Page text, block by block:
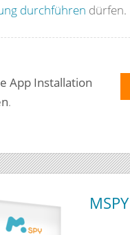
durchführen dürfen.
App Installation
.
MSPY